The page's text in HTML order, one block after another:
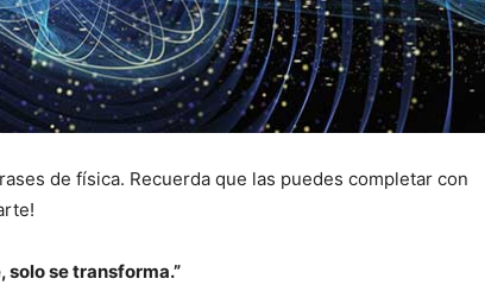
de física. Recuerda que las puedes completar con
solo se transforma.”